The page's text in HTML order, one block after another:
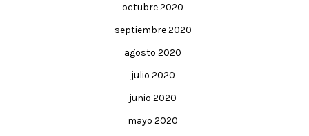
octubre 2020
septiembre 2020
agosto 2020
julio 2020
junio 2020
mayo 2020